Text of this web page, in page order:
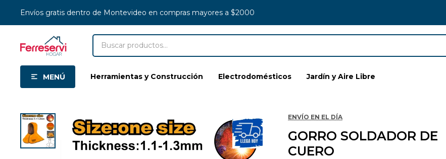
MENÚ Herramientas y Construcción Electrodomésticos Jardín y Aire Libre
Envíos gratis dentro de Montevideo en compras mayores a $2000
ENVÍO EN EL DÍA
GORRO SOLDADOR DE
CUERO